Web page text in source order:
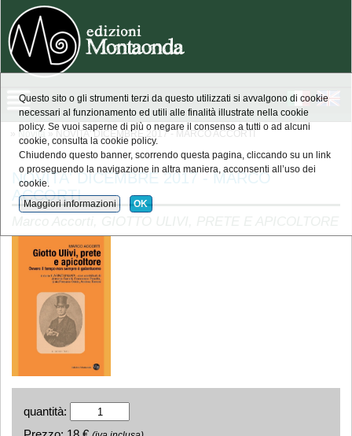
» Novità » NOVITA' DICEMBRE 2017 - MARCO ACCORTI
NOVITA' DICEMBRE 2017 - MARCO
ACCORTI
quantità:
Questo sito o gli strumenti terzi da questo utilizzati si avvalgono di cookie
necessari al funzionamento ed utili alle finalità illustrate nella cookie
policy. Se vuoi saperne di più o negare il consenso a tutti o ad alcuni
cookie, consulta la cookie policy.
Chiudendo questo banner, scorrendo questa pagina, cliccando su un link
o proseguendo la navigazione in altra maniera, acconsenti all’uso dei
cookie.
Maggiori informazioni OK